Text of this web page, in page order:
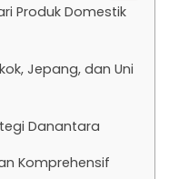
Produk Domestik
Jepang, dan Uni
Danantara
Komprehensif